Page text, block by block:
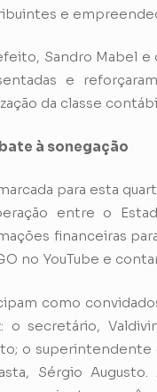
e
Sandro Mabel e
e
da classe
à sonegação
para esta
entre o
financeiras
no YouTube e
como
o secretário,
o
Sérgio